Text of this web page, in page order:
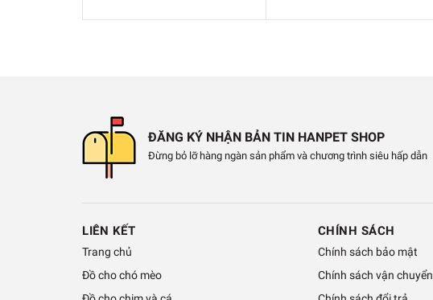
ĐĂNG KÝ NHẬN BẢN TIN HANPET SHOP
Đừng bỏ lỡ hàng ngàn sản phẩm và chương trình siêu hấp dẫn
LIÊN KẾT
Trang chủ
Đồ cho chó mèo
CHÍNH SÁCH
Chính sách bảo mật
Chính sách vận chuyển